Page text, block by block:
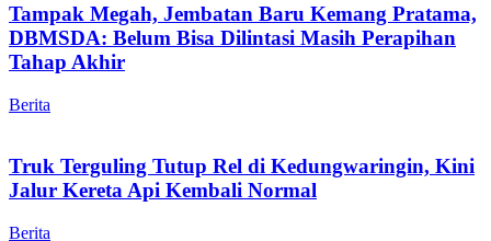
Tampak Megah, Jembatan Baru Kemang Pratama,
DBMSDA: Belum Bisa Dilintasi Masih Perapihan
Tahap Akhir
Berita
Truk Terguling Tutup Rel di Kedungwaringin, Kini
Jalur Kereta Api Kembali Normal
Berita